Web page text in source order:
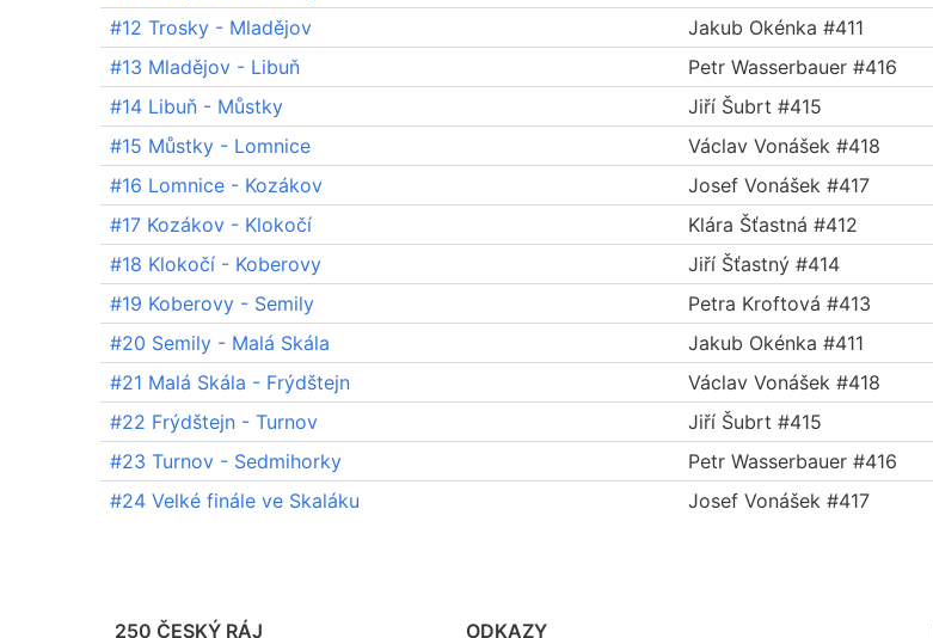
#12 Trosky - Mladějov
Jakub Okénka #411
#13 Mladějov - Libuň
Petr Wasserbauer #416
#14 Libuň - Můstky
Jiří Šubrt #415
#15 Můstky - Lomnice
Václav Vonášek #418
#16 Lomnice - Kozákov
Josef Vonášek #417
#17 Kozákov - Klokočí
Klára Šťastná #412
#18 Klokočí - Koberovy
Jiří Šťastný #414
#19 Koberovy - Semily
Petra Kroftová #413
#20 Semily - Malá Skála
Jakub Okénka #411
#21 Malá Skála - Frýdštejn
Václav Vonášek #418
#22 Frýdštejn - Turnov
Jiří Šubrt #415
#23 Turnov - Sedmihorky
Petr Wasserbauer #416
#24 Velké finále ve Skaláku
Josef Vonášek #417
250 ČESKÝ RÁJ ODKAZY